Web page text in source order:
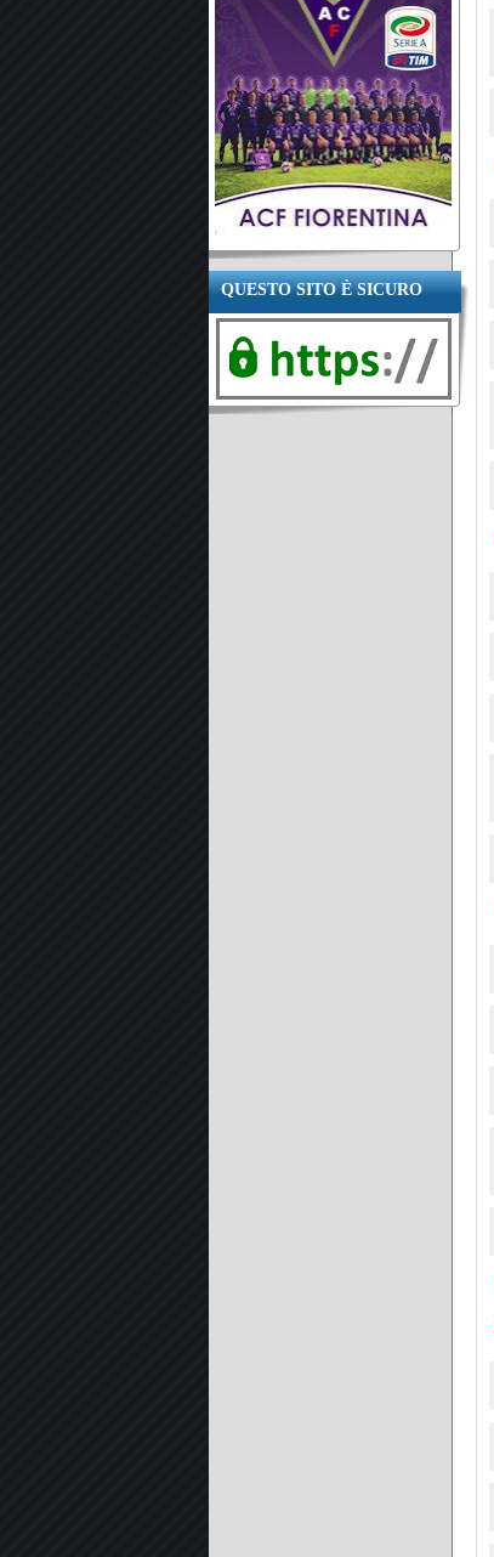
QUESTO SITO È SICURO